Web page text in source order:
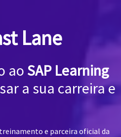
Lane
ao SAP Learning
a sua carreira e
e parceira oficial da